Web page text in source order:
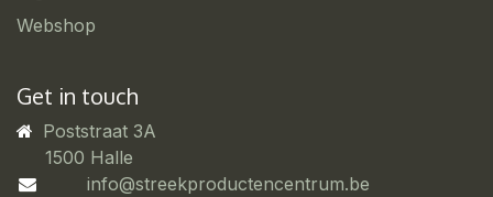
Webshop
Get in touch
Poststraat 3A
​1500 Halle
info@streekproductencentrum.be